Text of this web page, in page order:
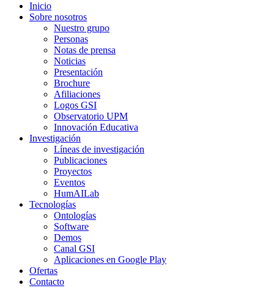
Inicio
Sobre nosotros
Nuestro grupo
Personas
Notas de prensa
Noticias
Presentación
Brochure
Afiliaciones
Logos GSI
Observatorio UPM
Innovación Educativa
Investigación
Líneas de investigación
Publicaciones
Proyectos
Eventos
HumAILab
Tecnologías
Ontologías
Software
Demos
Canal GSI
Aplicaciones en Google Play
Ofertas
Contacto